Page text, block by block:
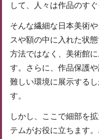
して、人々は作品のす
そんな繊細な日本美術
スや額の中に入れた状
方法ではなく、美術館
す。さらに、作品保護
難しい環境に展示する
す。
しかし、ここで細部を
テムがお役に立ちます